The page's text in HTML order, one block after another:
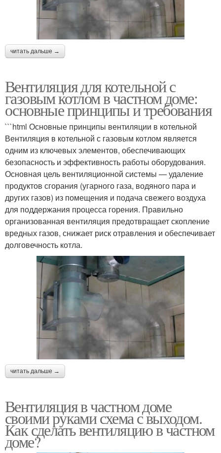
читать дальше →
Вентиляция для котельной с
газовым котлом в частном доме:
основные принципы и требования
```html Основные принципы вентиляции в котельной
Вентиляция в котельной с газовым котлом является
одним из ключевых элементов, обеспечивающих
безопасность и эффективность работы оборудования.
Основная цель вентиляционной системы — удаление
продуктов сгорания (угарного газа, водяного пара и
других газов) из помещения и подача свежего воздуха
для поддержания процесса горения. Правильно
организованная вентиляция предотвращает скопление
вредных газов, снижает риск отравления и обеспечивает
долговечность котла.
читать дальше →
Вентиляция в частном доме
своими руками схема с выходом.
Как сделать вентиляцию в частном
доме?